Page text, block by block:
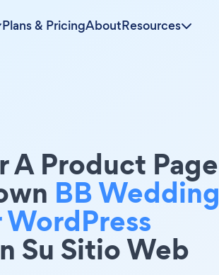
Plans & PricingAboutResources
A Product Page
BB Wedding
WordPress
Su Sitio Web